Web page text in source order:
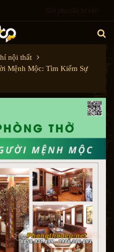
nội thất
Mệnh Mộc: Tìm Kiếm Sự